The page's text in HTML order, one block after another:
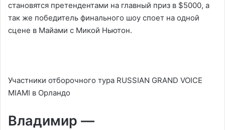
становятся претендентами на главный приз в $5000, а
так же победитель финального шоу споет на одной
сцене в Майами с Микой Ньютон.
Участники отборочного тура RUSSIAN GRAND VOICE
MIAMI в Орландо
Владимир —